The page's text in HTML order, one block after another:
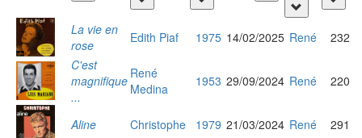
La vie en
rose
Edith Piaf 1975 14/02/2025 René
232
C'est
magnifique
...
René
Medina
1953 29/09/2024 René 220
Aline Christophe 1979 21/03/2024 René
291